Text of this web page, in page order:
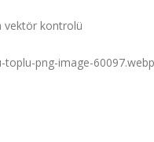
vektör kontrolü